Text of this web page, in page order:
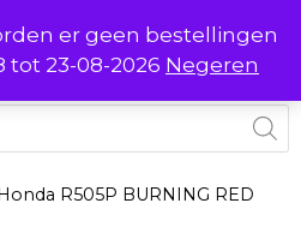
er geen bestellingen
tot 23-08-2026 Negeren
MENU
R505P BURNING RED